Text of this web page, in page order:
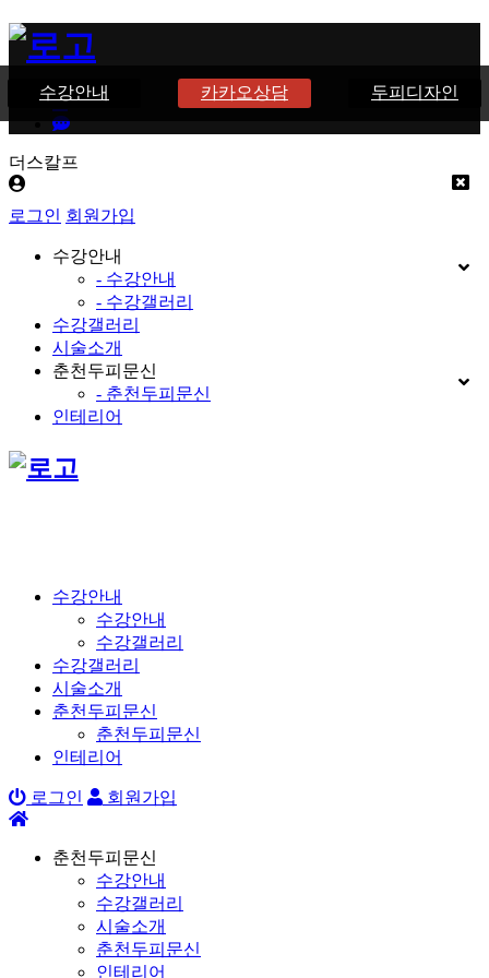
수강안내 카카오상담 두피디자인
더스칼프
로그인 회원가입
수강안내
- 수강안내
- 수강갤러리
수강갤러리
시술소개
춘천두피문신
- 춘천두피문신
인테리어
수강안내
수강안내
수강갤러리
수강갤러리
시술소개
춘천두피문신
춘천두피문신
인테리어
로그인 회원가입
춘천두피문신
수강안내
수강갤러리
시술소개
춘천두피문신
인테리어